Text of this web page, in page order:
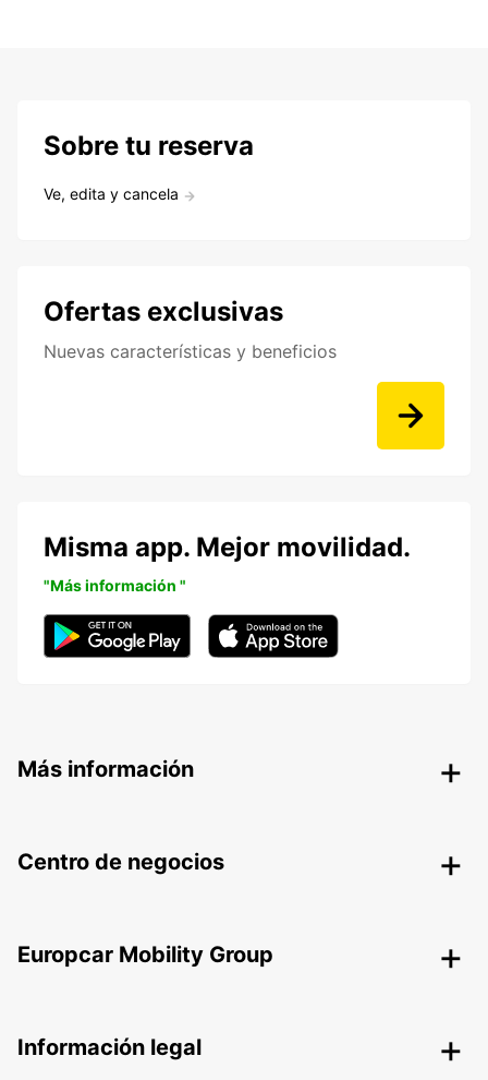
Sobre tu reserva
Ve, edita y cancela
Ofertas exclusivas
Nuevas características y beneficios
Misma app. Mejor movilidad.
"Más información "
Más información
Centro de negocios
Europcar Mobility Group
Información legal